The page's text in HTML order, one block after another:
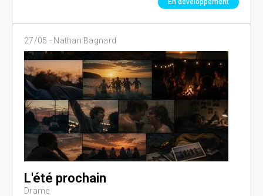
En développement
27/05 - Nathan Bagnard
L'été prochain
Drame